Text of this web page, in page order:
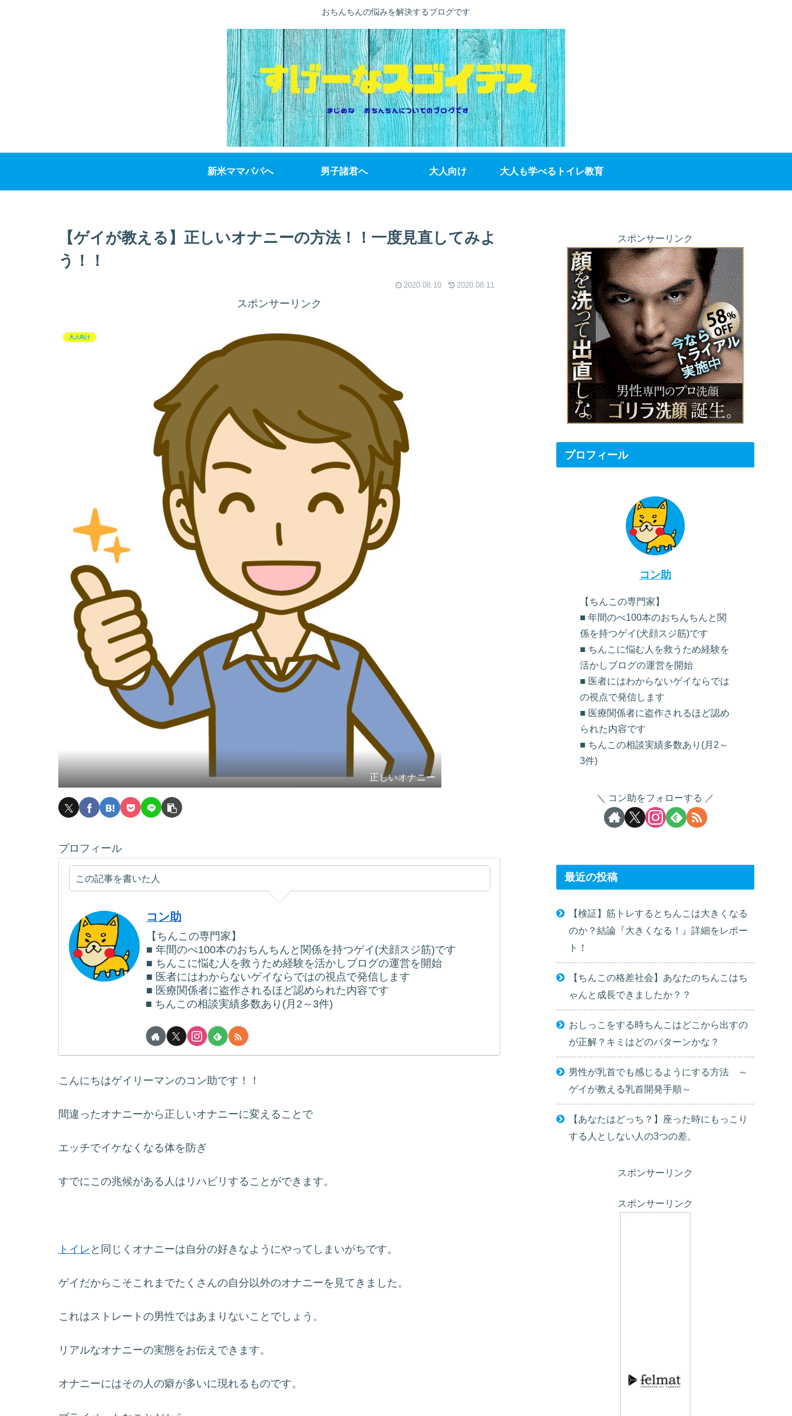
おちんちんの悩みを解決するブログです
新米ママパパへ 男子諸君へ 大人向け 大人も学べるトイレ教育
【ゲイが教える】正しいオナニーの方法！！一度見直してみよ
う！！
2020.08.10 2020.08.11
スポンサーリンク
大人向け
正しいオナニー
プロフィール
この記事を書いた人
コン助
【ちんこの専門家】
■ 年間のべ100本のおちんちんと関係を持つゲイ(犬顔スジ筋)です
■ ちんこに悩む人を救うため経験を活かしブログの運営を開始
■ 医者にはわからないゲイならではの視点で発信します
■ 医療関係者に盗作されるほど認められた内容です
■ ちんこの相談実績多数あり(月2～3件)
こんにちはゲイリーマンのコン助です！！
間違ったオナニーから正しいオナニーに変えることで
エッチでイケなくなる体を防ぎ
すでにこの兆候がある人はリハビリすることができます。
トイレ と同じくオナニーは自分の好きなようにやってしまいがちです。
ゲイだからこそこれまでたくさんの自分以外のオナニーを見てきました。
これはストレートの男性ではあまりないことでしょう。
リアルなオナニーの実態をお伝えできます。
オナニーにはその人の癖が多いに現れるものです。
スポンサーリンク
プロフィール
コン助
【ちんこの専門家】
■ 年間のべ100本のおちんちんと関
係を持つゲイ(犬顔スジ筋)です
■ ちんこに悩む人を救うため経験を
活かしブログの運営を開始
■ 医者にはわからないゲイならでは
の視点で発信します
■ 医療関係者に盗作されるほど認め
られた内容です
■ ちんこの相談実績多数あり(月2～
3件)
コン助をフォローする
最近の投稿
【検証】筋トレするとちんこは大きくなる
のか？結論『大きくなる！』詳細をレポー
ト！
【ちんこの格差社会】あなたのちんこはち
ゃんと成長できましたか？？
おしっこをする時ちんこはどこから出すの
が正解？キミはどのパターンかな？
男性が乳首でも感じるようにする方法 ～
ゲイが教える乳首開発手順～
【あなたはどっち？】座った時にもっこり
する人としない人の3つの差。
スポンサーリンク
スポンサーリンク